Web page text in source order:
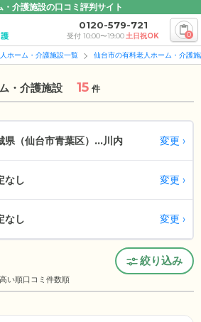
・介護施設の口コミ評判サイト
0120-579-721
受付 10:00〜19:00土日祝OK 0
ホーム・介護施設一覧 仙台市の有料老人ホーム・介護
・介護施設 15 件
県（仙台市青葉区）...川内 変更
なし 変更
なし 変更
絞り込み
高い順口コミ件数順